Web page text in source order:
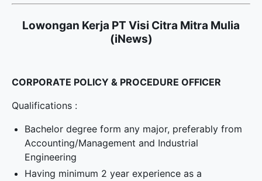
Lowongan Kerja PT Visi Citra Mitra Mulia
(iNews)
CORPORATE POLICY & PROCEDURE OFFICER
Qualifications :
Bachelor degree form any major, preferably from
Accounting/Management and Industrial
Engineering
Having minimum 2 year experience as a